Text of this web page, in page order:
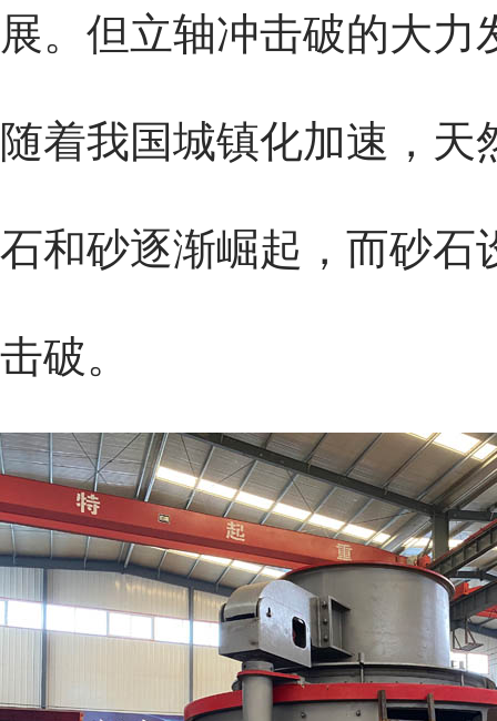
展。但立轴冲击破的大力
随着我国城镇化加速，
石和砂逐渐崛起，而砂石
击破。